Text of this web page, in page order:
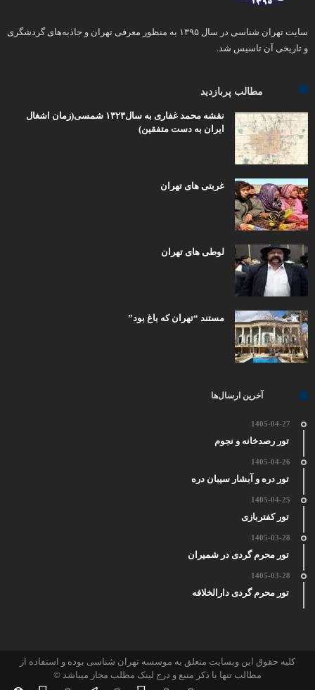
سایت تهران شناسی در سال ۱۳۹۵ به منظور معرفی تهران و جاذبه‌های گردشگری
و تاریخی آن تاسیس شد.
مطالب پربازدید
نقشه محمد غفاری به سال۱۳۲۳ شمسی(زمان اشغال
ایران به دست متفقین)
غربتی های تهران
لوطی های تهران
مستند “تهران که باغ بود”
آخرین ارسال‌ها
1405-04-27
تور رصدخانه و نجوم
1405-04-26
تور دره و آبشار سیبان دره
1405-04-25
تور کفتربازی
1405-03-28
تور محرم گردی در شمیران
1405-03-28
تور محرم گردی دارالخلافه
کلیه حقوق این وبسایت متعلق به موسسه تهران شناسی بوده و استفاده از
مطالب تنها با ذکر منبع و درج لینک مطلب مجاز میباشد ©